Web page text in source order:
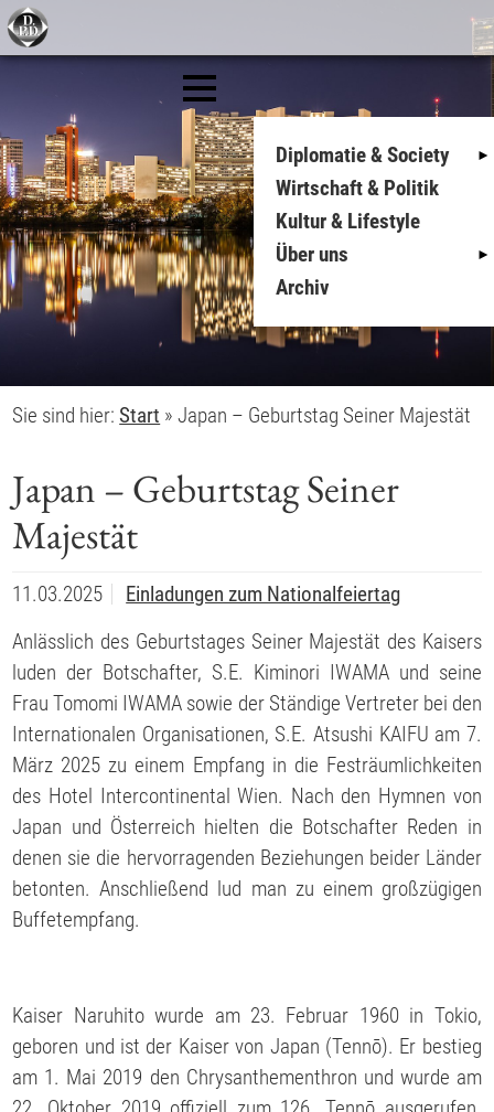
Diplomatie & Society
Wirtschaft & Politik
Kultur & Lifestyle
Über uns
Archiv
Sie sind hier:Start »Japan – Geburtstag Seiner Majestät
Japan – Geburtstag Seiner
Majestät
11.03.2025
Einladungen zum Nationalfeiertag
Anlässlich des Geburtstages Seiner Majestät des Kaisers
luden der Botschafter, S.E. Kiminori IWAMA und seine
Frau Tomomi IWAMA sowie der Ständige Vertreter bei den
Internationalen Organisationen, S.E. Atsushi KAIFU am 7.
März 2025 zu einem Empfang in die Festräumlichkeiten
des Hotel Intercontinental Wien. Nach den Hymnen von
Japan und Österreich hielten die Botschafter Reden in
denen sie die hervorragenden Beziehungen beider Länder
betonten. Anschließend lud man zu einem großzügigen
Buffetempfang.
Kaiser Naruhito wurde am 23. Februar 1960 in Tokio,
geboren und ist der Kaiser von Japan (Tennō). Er bestieg
am 1. Mai 2019 den Chrysanthementhron und wurde am